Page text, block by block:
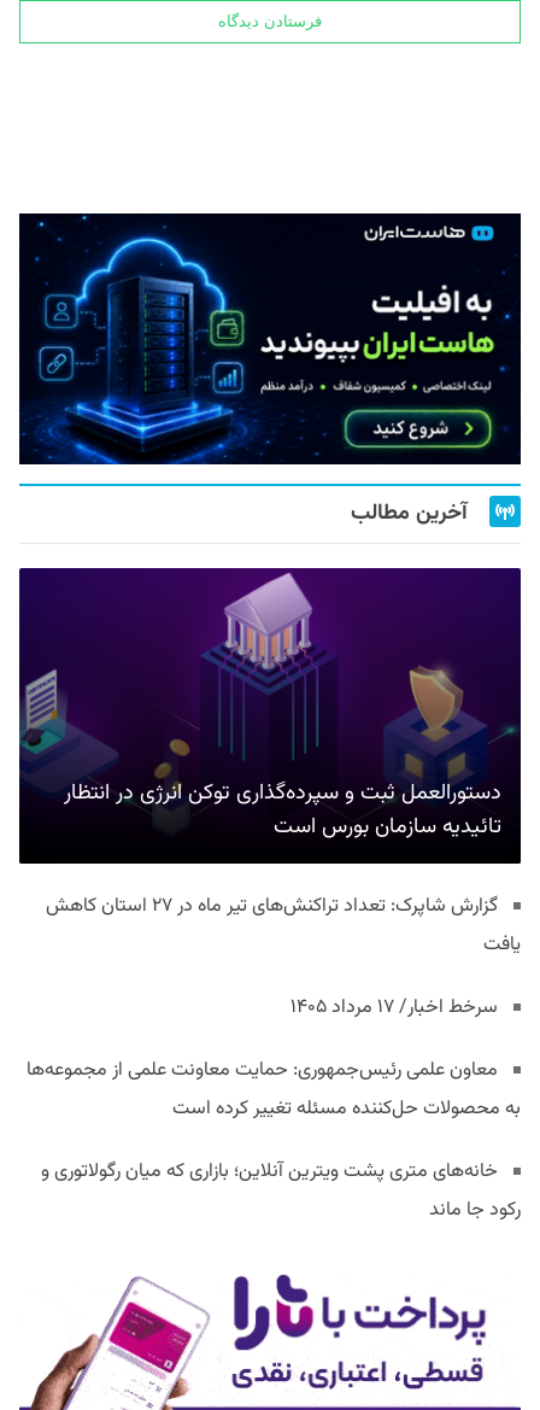
آخرین مطالب
دستورالعمل ثبت و سپرده‌گذاری توکن انرژی در انتظار
تائیدیه سازمان بورس است
گزارش شاپرک: تعداد تراکنش‌های تیر ماه در ۲۷ استان‌ کاهش
یافت
سرخط اخبار/ ۱۷ مرداد ۱۴۰۵
معاون علمی رئیس‌جمهوری: حمایت معاونت علمی از مجموعه‌ها
به محصولات حل‌کننده مسئله تغییر کرده است
خانه‌های متری پشت ویترین آنلاین؛ بازاری که میان رگولاتوری و
رکود جا ماند